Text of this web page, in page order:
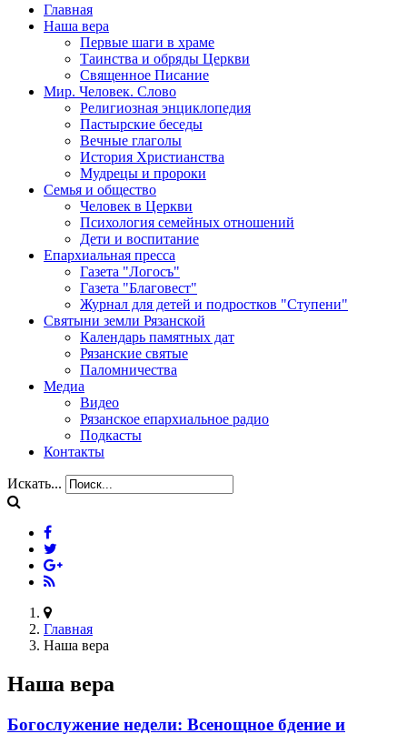
Главная
Наша вера
Первые шаги в храме
Таинства и обряды Церкви
Священное Писание
Мир. Человек. Слово
Религиозная энциклопедия
Пастырские беседы
Вечные глаголы
История Христианства
Мудрецы и пророки
Семья и общество
Человек в Церкви
Психология семейных отношений
Дети и воспитание
Епархиальная пресса
Газета "Логосъ"
Газета "Благовест"
Журнал для детей и подростков "Ступени"
Святыни земли Рязанской
Календарь памятных дат
Рязанские святые
Паломничества
Медиа
Видео
Рязанское епархиальное радио
Подкасты
Контакты
Искать...
Главная
Наша вера
Наша вера
Богослужение недели: Всенощное бдение и